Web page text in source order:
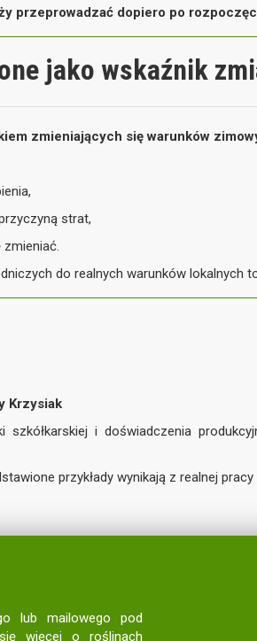
przeprowadzać dopiero po
jako wskaźnik
zmieniających się warunków
strat,
do realnych warunków lokalnych
Krzysiak
i doświadczenia
przykłady wynikają z realnej
lub mailowego pod
więcej o roślinach